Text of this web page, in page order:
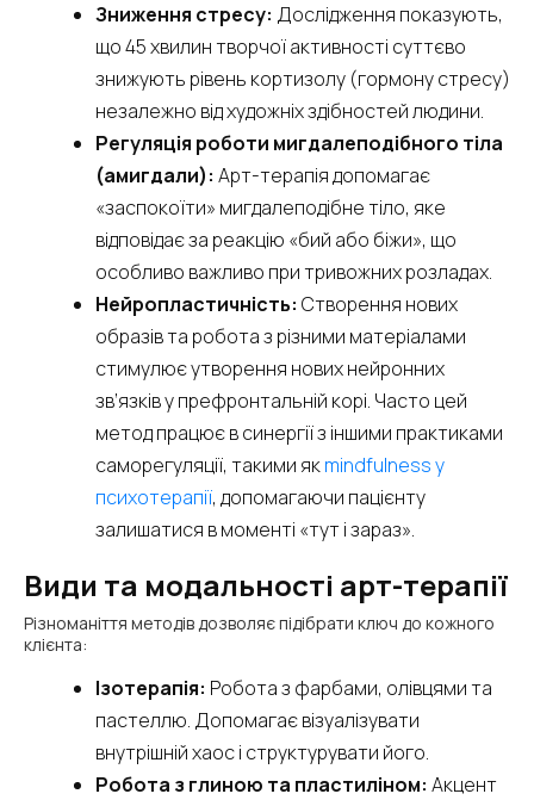
Зниження стресу: Дослідження показують,
що 45 хвилин творчої активності суттєво
знижують рівень кортизолу (гормону стресу)
незалежно від художніх здібностей людини.
Регуляція роботи мигдалеподібного тіла
(амигдали): Арт-терапія допомагає
«заспокоїти» мигдалеподібне тіло, яке
відповідає за реакцію «бий або біжи», що
особливо важливо при тривожних розладах.
Нейропластичність: Створення нових
образів та робота з різними матеріалами
стимулює утворення нових нейронних
зв’язків у префронтальній корі. Часто цей
метод працює в синергії з іншими практиками
саморегуляції, такими якmindfulness у
психотерапії, допомагаючи пацієнту
залишатися в моменті «тут і зараз».
Види та модальності арт-терапії
Різноманіття методів дозволяє підібрати ключ до кожного
клієнта:
Ізотерапія: Робота з фарбами, олівцями та
пастеллю. Допомагає візуалізувати
внутрішній хаос і структурувати його.
Робота з глиною та пластиліном: Акцент